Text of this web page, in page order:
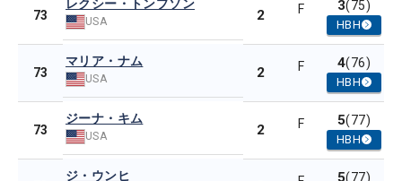
73
レクシー・トンプソン
USA 2 F 3(75)
HBH
73
マリア・ナム
USA 2 F 4(76)
HBH
73
ジーナ・キム
USA 2 F 5(77)
HBH
ジ・ウンヒ 5(77)